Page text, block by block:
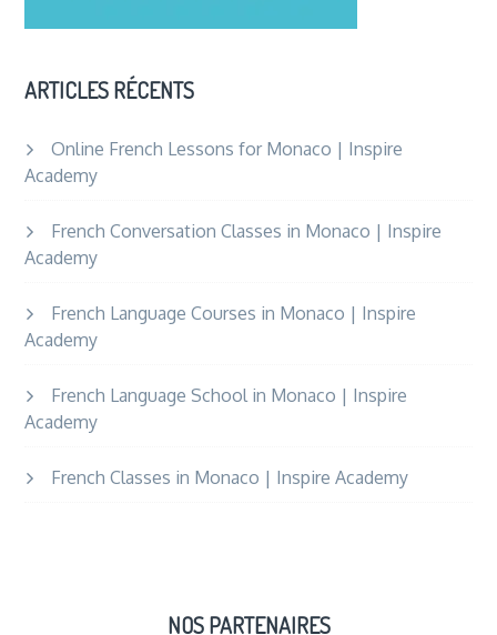
ARTICLES RÉCENTS
Online French Lessons for Monaco | Inspire
Academy
French Conversation Classes in Monaco | Inspire
Academy
French Language Courses in Monaco | Inspire
Academy
French Language School in Monaco | Inspire
Academy
French Classes in Monaco | Inspire Academy
NOS PARTENAIRES